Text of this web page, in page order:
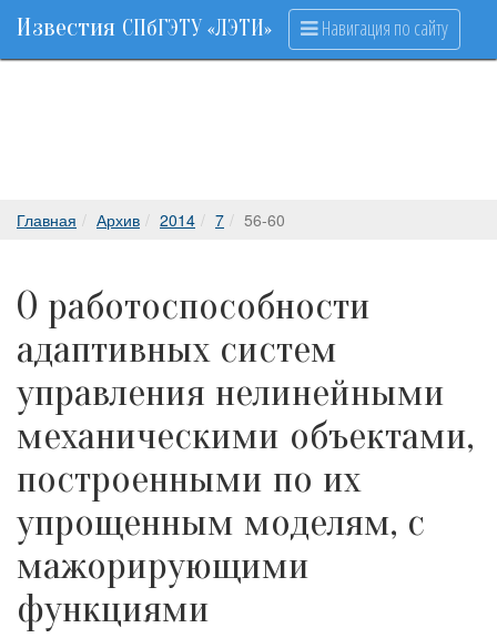
Известия СПбГЭТУ «ЛЭТИ» Навигация по сайту
Главная Архив 2014 7 56-60
О работоспособности
адаптивных систем
управления нелинейными
механическими объектами,
построенными по их
упрощенным моделям, с
мажорирующими
функциями